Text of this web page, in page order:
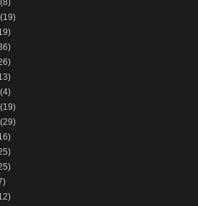
(8)
(19)
(4)
(19)
(29)